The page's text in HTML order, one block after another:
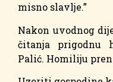
misno slavlje.”
Nakon uvodnog
čitanja prigodnu
Palić. Homiliju